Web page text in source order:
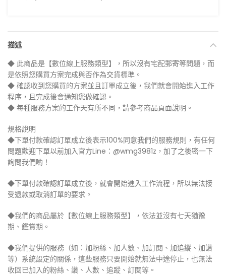
描述
◆ 此商品是【數位線上服務類型】，所以沒有宅配郵寄等問題，而
是依照您購買方案完成與否作為交貨標準。
◆ 確認收到您購買的方案並且訂單成立後，我們就會開始進入工作
程序，且完成後會通知您做確認。
◆ 每種服務方案的工作天有所不同，請參考商品頁面說明。
規格說明
◆下單付款確認訂單成立後表示100%同意我們的服務規則，有任何
問題歡迎下單以前加入官方Line：@wmg3981z，加了之後密一下
詢問我們喲！
◆下單付款確認訂單成立後，就會開始進入工作流程，所以無法接
受退款或取消訂單的要求。
◆我們的商品屬於【數位線上服務類型】，依法並沒有七天猶豫
期、鑑賞期。
◆我們提供的服務（如：加粉絲、加人數、加訂閱、加追縱、加讚
等）系統設定的關係，這些服務只要開始就無法中途停止，也無法
收回已加入的粉絲、讚、人數、追蹤、訂閱等。